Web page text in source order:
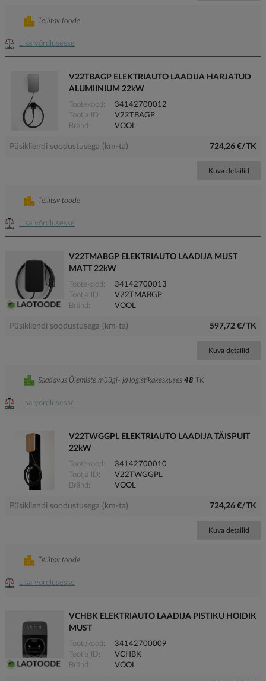
Lisa võrdlusesse
Tellitav toode
V22TBAGP ELEKTRIAUTO LAADIJA HARJATUD
ALUMIINIUM 22kW
Tootekood
34142700012
Tootja ID
V22TBAGP
Bränd
VOOL
Püsikliendi soodustusega (km-ta) 724,26 €/TK
Kuva detailid
Lisa võrdlusesse
Tellitav toode
V22TMABGP ELEKTRIAUTO LAADIJA MUST
MATT 22kW
Tootekood
34142700013
Tootja ID
V22TMABGP
Bränd
VOOL
Püsikliendi soodustusega (km-ta) 597,72 €/TK
Kuva detailid
Lisa võrdlusesse
Saadavus Ülemiste müügi- ja logistikakeskuses 48 TK
V22TWGGPL ELEKTRIAUTO LAADIJA TÄISPUIT
22kW
Tootekood
34142700010
Tootja ID
V22TWGGPL
Bränd
VOOL
Püsikliendi soodustusega (km-ta) 724,26 €/TK
Kuva detailid
Lisa võrdlusesse
Tellitav toode
VCHBK ELEKTRIAUTO LAADIJA PISTIKU HOIDIK
MUST
Tootekood
34142700009
Tootja ID
VCHBK
Bränd
VOOL